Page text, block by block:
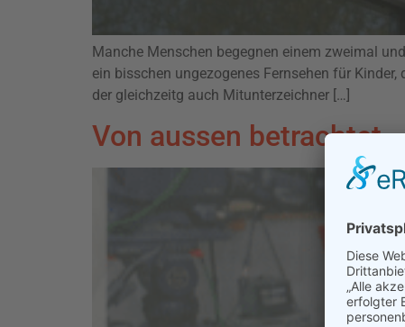
Manche Menschen begegnen einem zweimal
ein bisschen ungezogenes Fernsehen für
der gleichzeitg auch Mitunterzeichner […]
Von aussen